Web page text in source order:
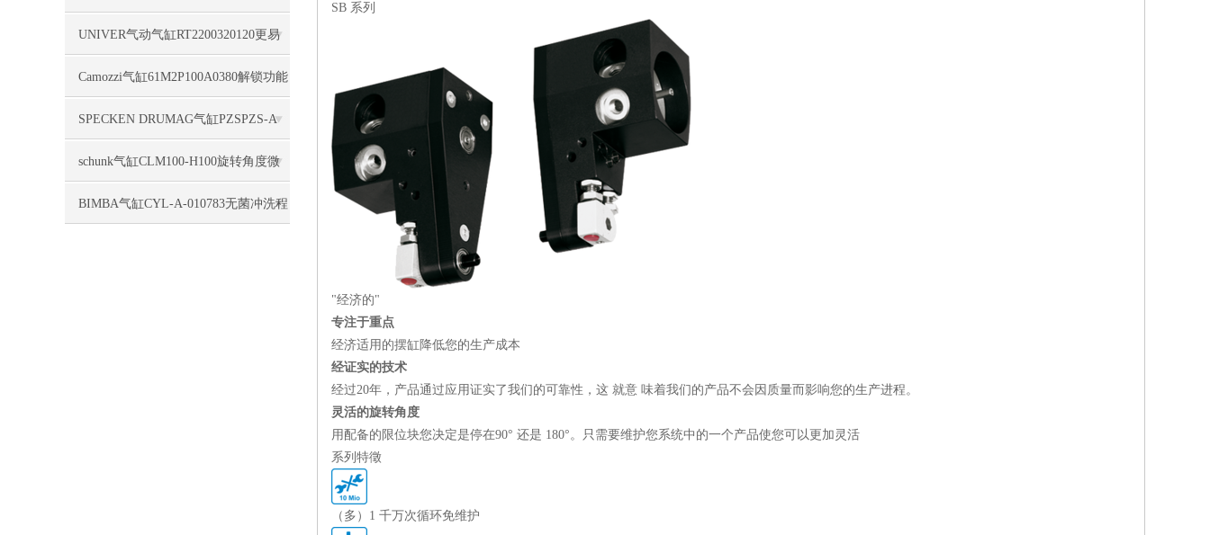
用
UNIVER气动气缸RT2200320120更易
于清洁
Camozzi气缸61M2P100A0380解锁功能
SPECKEN DRUMAG气缸PZSPZS-A
50/205-5-D-D1-PV-E-E1-3818
schunk气缸CLM100-H100旋转角度微
调
BIMBA气缸CYL-A-010783无菌冲洗程
SB 系列
"经济的"
专注于重点
经济适用的摆缸降低您的生产成本
经证实的技术
经过20年，产品通过应用证实了我们的可靠性，这 就意 味着我们的产品不会因质量而影响您的生产进程。
灵活的旋转角度
用配备的限位块您决定是停在90° 还是 180°。只需要维护您系统中的一个产品使您可以更加灵活
系列特徵
（多）1 千万次循环免维护